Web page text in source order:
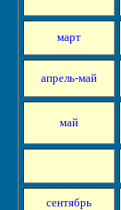
март
апрель-май
май
сентябрь